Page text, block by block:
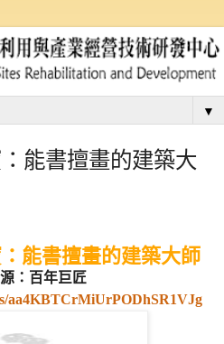
▼
能書擅畫的建築大
能書擅畫的建築大師
：百年巨匠
aa4KBTCrMiUrPODhSR1VJg